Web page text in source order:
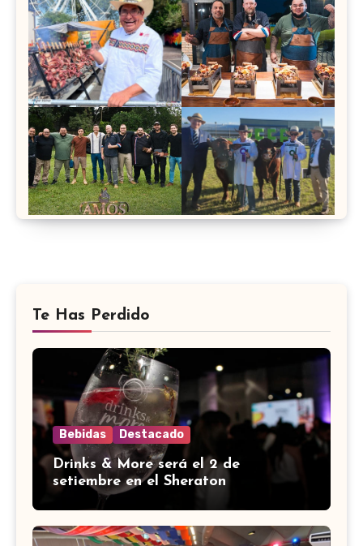
Te Has Perdido
Bebidas Destacado
Drinks & More será el 2 de
setiembre en el Sheraton